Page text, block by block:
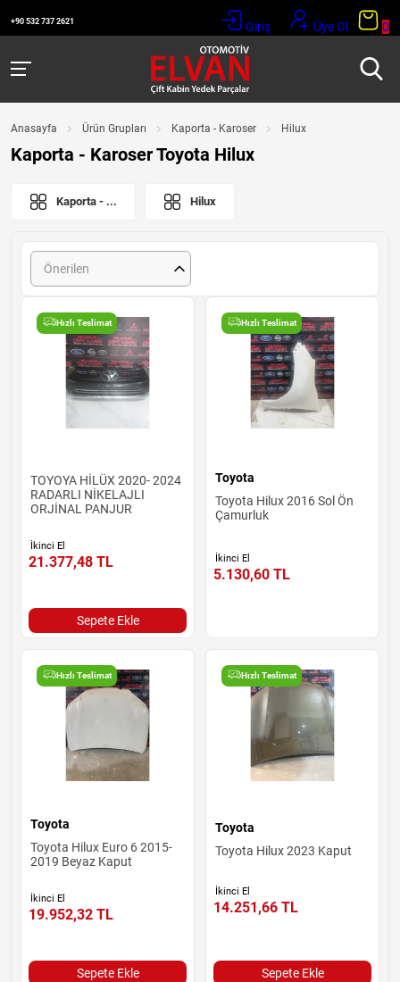
+90 532 737 2621 Giriş Üye Ol 0
Anasayfa Ürün Grupları Kaporta - Karoser Hilux
Kaporta - Karoser Toyota Hilux
Kaporta - ... Hilux
Önerilen
Hızlı Teslimat
TOYOYA HİLÜX 2020- 2024
RADARLI NİKELAJLI
ORJİNAL PANJUR
İkinci El
21.377,48 TL
Sepete Ekle
Hızlı Teslimat
Toyota
Toyota Hilux 2016 Sol Ön
Çamurluk
İkinci El
5.130,60 TL
Hızlı Teslimat
Toyota
Toyota Hilux Euro 6 2015-
2019 Beyaz Kaput
İkinci El
19.952,32 TL
Sepete Ekle
Hızlı Teslimat
Toyota
Toyota Hilux 2023 Kaput
İkinci El
14.251,66 TL
Sepete Ekle